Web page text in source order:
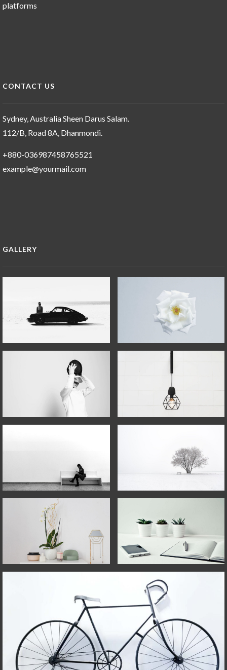
platforms
CONTACT US
Sydney, Australia Sheen Darus Salam.
112/B, Road 8A, Dhanmondi.
+880-036987458765521
example@yourmail.com
GALLERY